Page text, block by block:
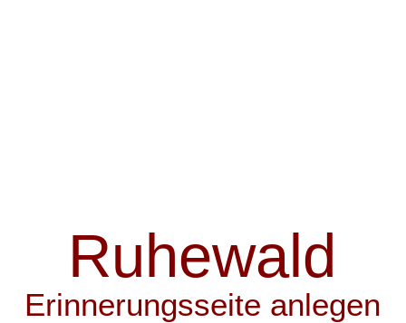
Ruhewald
Erinnerungsseite anlegen